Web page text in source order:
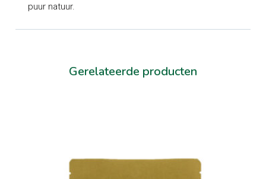
puur natuur.
Gerelateerde producten